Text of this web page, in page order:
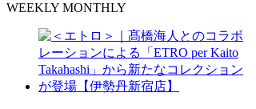
WEEKLY MONTHLY